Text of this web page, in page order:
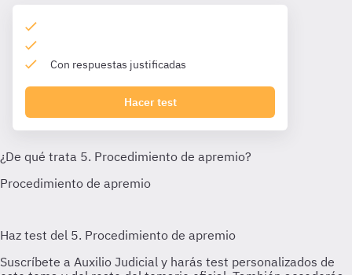
Con respuestas justificadas
Hacer test